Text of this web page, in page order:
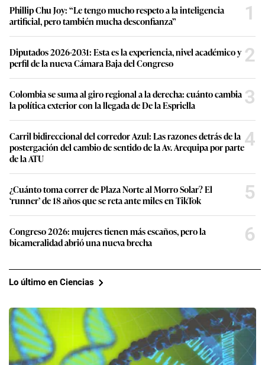
Phillip Chu Joy: “Le tengo mucho respeto a la inteligencia
artificial, pero también mucha desconfianza”
1
Diputados 2026-2031: Esta es la experiencia, nivel académico y
perfil de la nueva Cámara Baja del Congreso
2
Colombia se suma al giro regional a la derecha: cuánto cambia
la política exterior con la llegada de De la Espriella
3
Carril bidireccional del corredor Azul: Las razones detrás de la
postergación del cambio de sentido de la Av. Arequipa por parte
de la ATU
4
¿Cuánto toma correr de Plaza Norte al Morro Solar? El
‘runner’ de 18 años que se reta ante miles en TikTok
5
Congreso 2026: mujeres tienen más escaños, pero la
bicameralidad abrió una nueva brecha
6
Lo último en Ciencias